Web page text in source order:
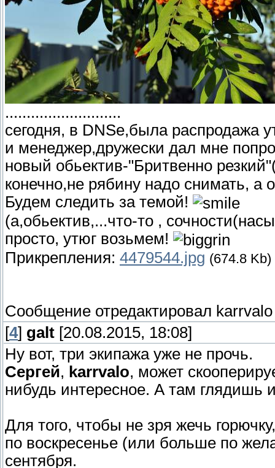
...........................
сегодня, в DNSе,была распродажа
и менеджер,дружески дал мне
новый обьектив-"Бритвенно
конечно,не рябину надо снимать, а
Будем следить за темой!
(а,обьектив,...что-то ,
просто, утюг возьмем!
Прикрепления: 4479544.jpg (674.8 Kb)
Сообщение отредактировал karrvalo
[4] galt [20.08.2015, 18:08]
Ну вот, три экипажа уже не прочь.
Сергей, karrvalo, может
нибудь интересное. А там глядишь
Для того, чтобы не зря жечь
по воскресенье (или больше по
сентября.